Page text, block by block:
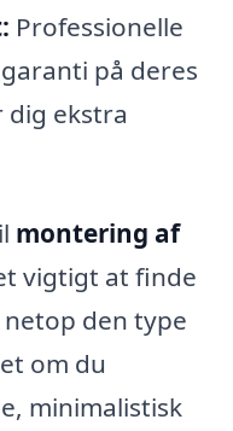
Professionelle
på deres
dig ekstra
montering af
vigtigt at finde
den type
om du
minimalistisk